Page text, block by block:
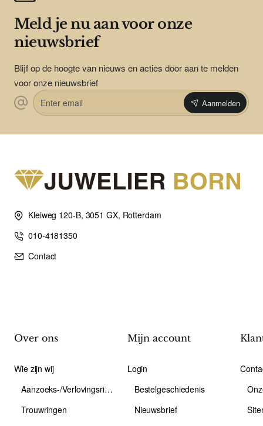
Meld je nu aan voor onze
nieuwsbrief
Blijf op de hoogte van nieuws en acties door aan te melden
voor onze nieuwsbrief
Enter
email
Aanmelden
Kleiweg 120-B, 3051 GX, Rotterdam
010-4181350
Contact
Over ons
Wie zijn wij
Aanzoeks-/Verlovingsring
Trouwringen
Mijn account
Login
Bestelgeschiedenis
Nieuwsbrief